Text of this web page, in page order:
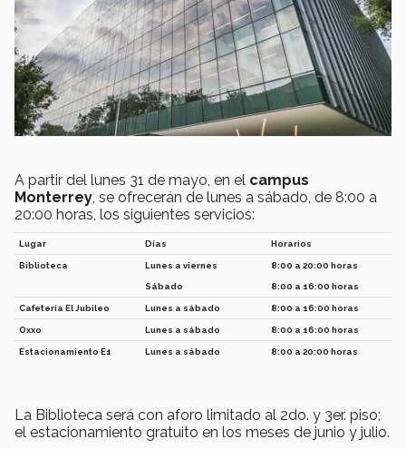
A partir del lunes 31 de mayo, en el campus
Monterrey, se ofrecerán de lunes a sábado, de 8:00 a
20:00 horas, los siguientes servicios:
Lugar Días Horarios
Biblioteca Lunes a viernes
Sábado
8:00 a 20:00 horas
8:00 a 16:00 horas
Cafetería El Jubileo Lunes a sábado 8:00 a 16:00 horas
Oxxo Lunes a sábado 8:00 a 16:00 horas
Estacionamiento E1 Lunes a sábado 8:00 a 20:00 horas
La Biblioteca será con aforo limitado al 2do. y 3er. piso;
el estacionamiento gratuito en los meses de junio y julio.